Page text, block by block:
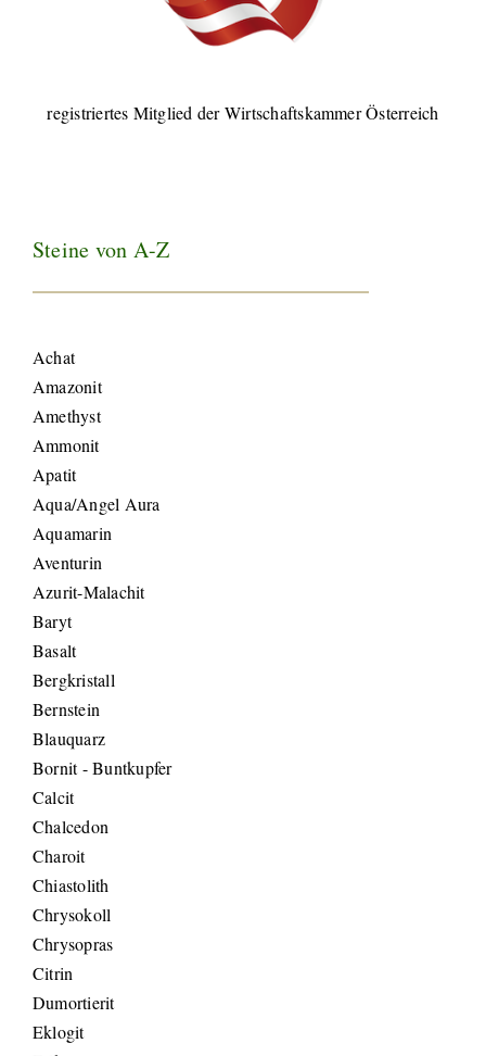
registriertes Mitglied der Wirtschaftskammer Österreich
Steine von A-Z
Achat
Amazonit
Amethyst
Ammonit
Apatit
Aqua/Angel Aura
Aquamarin
Aventurin
Azurit-Malachit
Baryt
Basalt
Bergkristall
Bernstein
Blauquarz
Bornit - Buntkupfer
Calcit
Chalcedon
Charoit
Chiastolith
Chrysokoll
Chrysopras
Citrin
Dumortierit
Eklogit